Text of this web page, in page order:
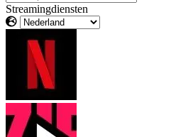
Streamingdiensten